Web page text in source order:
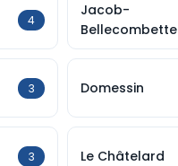
4
Jacob-
Bellecombette
3 Domessin
3 Le Châtelard